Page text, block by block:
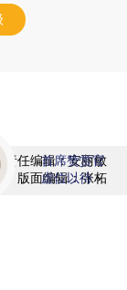
责任编辑：安丽敏
版面编辑：张柘
首席赞赏官
虚位以待